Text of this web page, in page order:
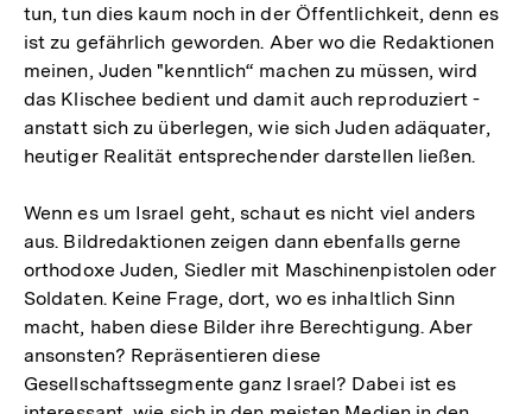
tun, tun dies kaum noch in der Öffentlichkeit, denn es
ist zu gefährlich geworden. Aber wo die Redaktionen
meinen, Juden "kenntlich“ machen zu müssen, wird
das Klischee bedient und damit auch reproduziert -
anstatt sich zu überlegen, wie sich Juden adäquater,
heutiger Realität entsprechender darstellen ließen.
Wenn es um Israel geht, schaut es nicht viel anders
aus. Bildredaktionen zeigen dann ebenfalls gerne
orthodoxe Juden, Siedler mit Maschinenpistolen oder
Soldaten. Keine Frage, dort, wo es inhaltlich Sinn
macht, haben diese Bilder ihre Berechtigung. Aber
ansonsten? Repräsentieren diese
Gesellschaftssegmente ganz Israel? Dabei ist es